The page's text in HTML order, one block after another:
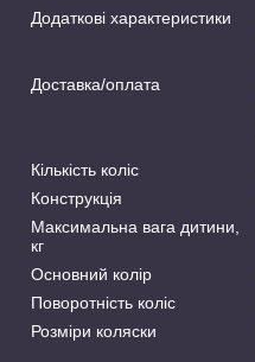
Додаткові характеристики
Доставка/оплата
Кількість коліс
Конструкція
Максимальна вага дитини,
кг
Основний колір
Поворотність коліс
Розміри коляски